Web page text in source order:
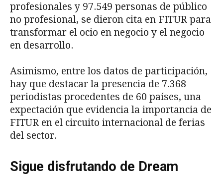
profesionales y 97.549 personas de público
no profesional, se dieron cita en FITUR para
transformar el ocio en negocio y el negocio
en desarrollo.
Asimismo, entre los datos de participación,
hay que destacar la presencia de 7.368
periodistas procedentes de 60 países, una
expectación que evidencia la importancia de
FITUR en el circuito internacional de ferias
del sector.
Sigue disfrutando de Dream